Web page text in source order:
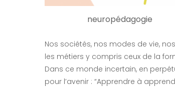
neuropédagogie
Nos sociétés, nos modes de vie,
les métiers y compris ceux de la
Dans ce monde incertain, en
pour l’avenir : “Apprendre à